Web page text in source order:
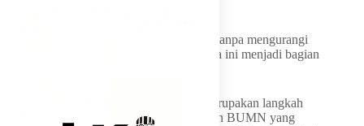
Dengan demikian, efisiensi dapat tercapai tanpa mengurangi
perlindungan terhadap pekerja yang selama ini menjadi bagian
Firnando menilai program streamlining merupakan langkah
strategis jangka panjang untuk menciptakan BUMN yang